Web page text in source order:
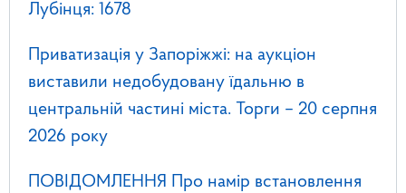
Лубінця: 1678
Приватизація у Запоріжжі: на аукціон
виставили недобудовану їдальню в
центральній частині міста. Торги – 20 серпня
2026 року
ПОВІДОМЛЕННЯ Про намір встановлення